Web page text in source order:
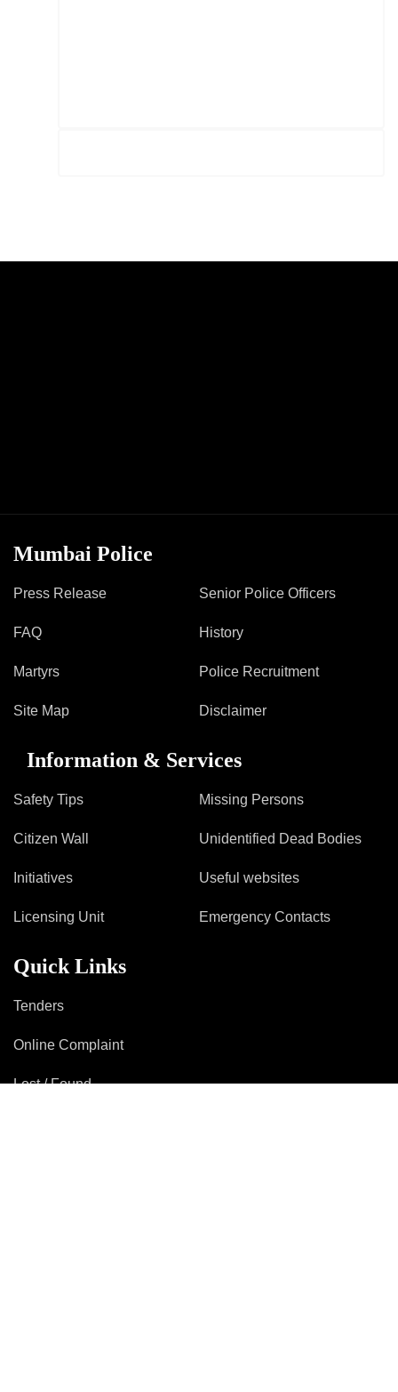
Mumbai Police
Press Release
FAQ
Martyrs
Site Map
Senior Police Officers
History
Police Recruitment
Disclaimer
Information & Services
Safety Tips
Citizen Wall
Initiatives
Licensing Unit
Missing Persons
Unidentified Dead Bodies
Useful websites
Emergency Contacts
Quick Links
Tenders
Online Complaint
Lost / Found